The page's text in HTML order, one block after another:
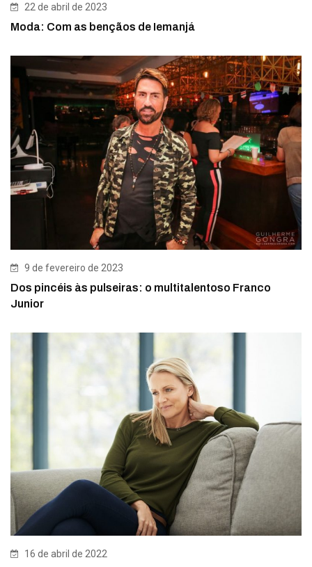
22 de abril de 2023
Moda: Com as bençãos de Iemanjá
9 de fevereiro de 2023
Dos pincéis às pulseiras: o multitalentoso Franco
Junior
16 de abril de 2022